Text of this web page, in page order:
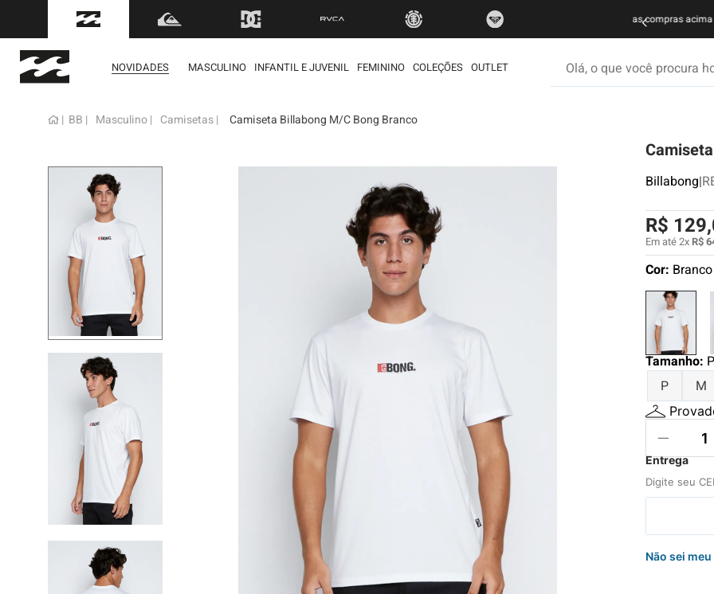
FRETE GRÁTISpara todo Brasil nas compras acima de R$ 499 | Consulte as Regras
NOVIDADES MASCULINO INFANTIL E JUVENIL FEMININO COLEÇÕES OUTLET
BB Masculino Camisetas Camiseta Billabong M/C Bong Branco
Billabong|
R$ 129,
Em até2xR$
Cor: Branco
Tamanho: P
P
M
Não sei meu
termos mais buscados
regata
boardshort
camiseta
bermuda
jaqueta
8
º
mochila